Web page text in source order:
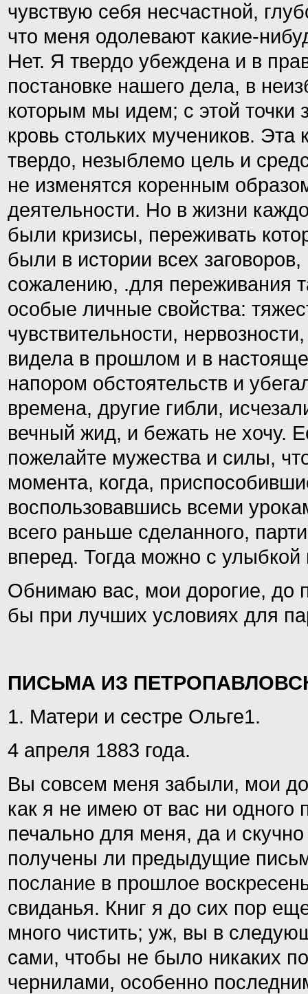
чувствую себя несчастной,
что меня одолевают какие-
Нет. Я твердо убеждена и в
постановке нашего дела, в
которым мы идем; с этой точки
кровь стольких мучеников. Эта
твердо, незыблемо цель и
не изменятся коренным
деятельности. Но в жизни
были кризисы, переживать
были в истории всех
сожалению, .для переживания
особые личные свойства:
чувствительности,
видела в прошлом и в
напором обстоятельств и
времена, другие гибли,
вечный жид, и бежать не хочу.
пожелайте мужества и силы,
момента, когда,
воспользовавшись всеми
всего раньше сделанного,
вперед. Тогда можно с
Обнимаю вас, мои дорогие, до
бы при лучших условиях для
ПИСЬМА ИЗ
1. Матери и сестре Ольге1.
4 апреля 1883 года.
Вы совсем меня забыли, мои
как я не имею от вас ни
печально для меня, да и
получены ли предыдущие
послание в прошлое
свиданья. Книг я до сих пор
много чистить; уж, вы в
сами, чтобы не было никаких
чернилами, особенно